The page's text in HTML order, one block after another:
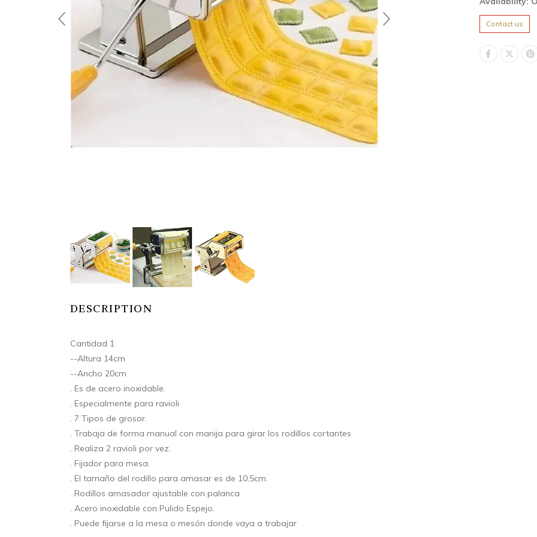
DESCRIPTION
Cantidad 1
--Altura 14cm
--Ancho 20cm
. Es de acero inoxidable.
. Especialmente para ravioli
. 7 Tipos de grosor.
. Trabaja de forma manual con manija para girar los rodillos cortantes
. Realiza 2 ravioli por vez.
. Fijador para mesa.
. El tamaño del rodillo para amasar es de 10,5cm.
. Rodillos amasador ajustable con palanca
. Acero inoxidable con Pulido Espejo.
. Puede fijarse a la mesa o mesón donde vaya a trabajar
Contact us